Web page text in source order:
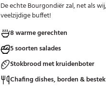
De echte Bourgondiër zal, net als
veelzijdige buffet!
8 warme gerechten
5 soorten salades
Stokbrood met kruidenboter
Chafing dishes, borden & bestek